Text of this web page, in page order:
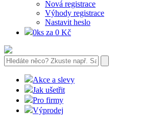
Nová registrace
Výhody registrace
Nastavit heslo
0ks za 0 Kč
Akce a slevy
Jak ušetřit
Pro firmy
Výprodej